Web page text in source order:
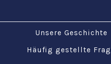
Unsere Geschichte
Häufig gestellte